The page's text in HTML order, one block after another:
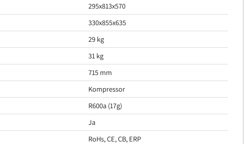
295x813x570
330x855x635
29 kg
31 kg
715 mm
Kompressor
R600a (17g)
Ja
RoHs, CE, CB, ERP